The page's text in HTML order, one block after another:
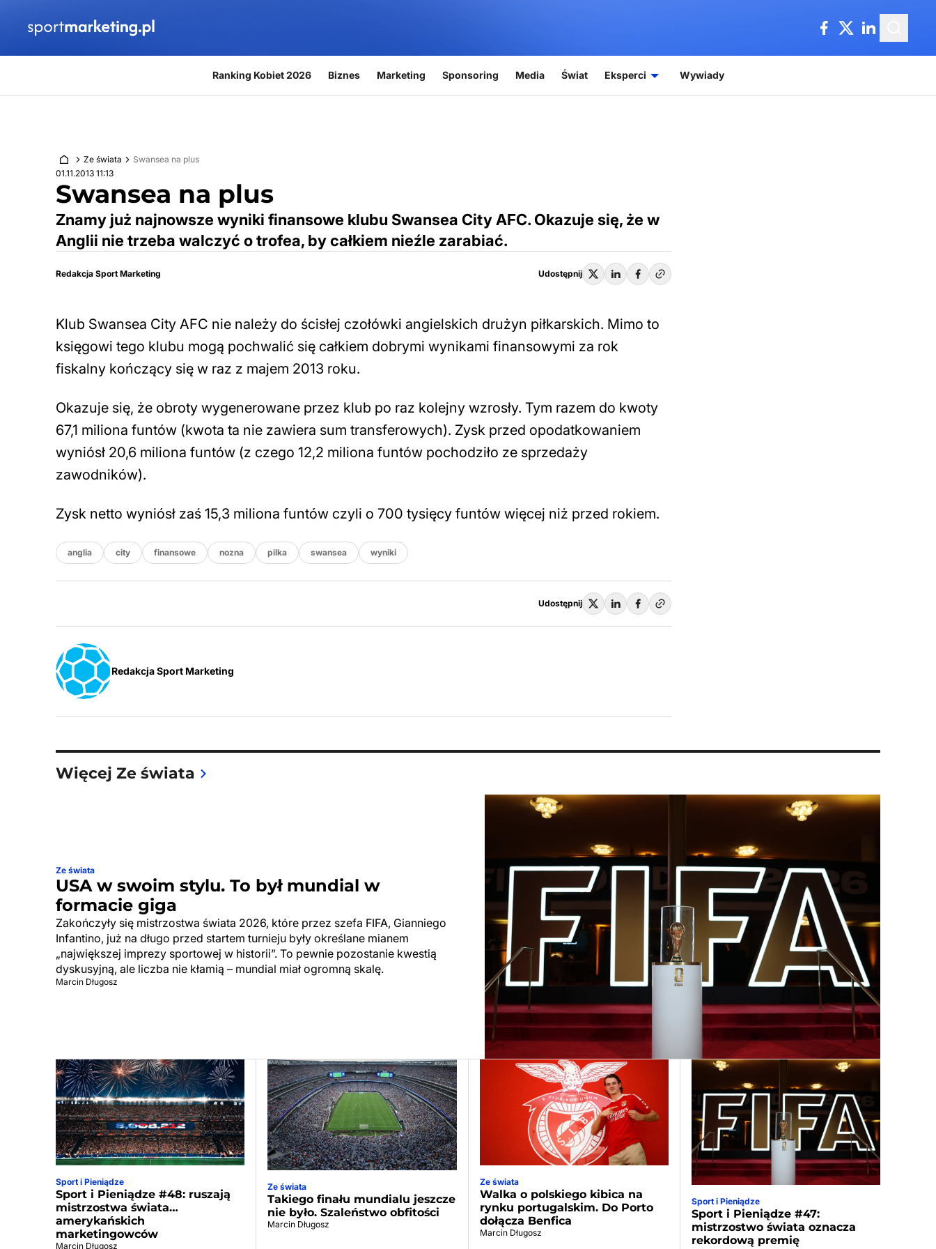
Ranking Kobiet 2026 Biznes Marketing Sponsoring Media Świat Eksperci Wywiady
Ze świata
Swansea na plus
01.11.2013 11:13
Swansea na plus
Znamy już najnowsze wyniki finansowe klubu Swansea City AFC. Okazuje się, że w
Anglii nie trzeba walczyć o trofea, by całkiem nieźle zarabiać.
Redakcja Sport Marketing Udostępnij
Klub Swansea City AFC nie należy do ścisłej czołówki angielskich drużyn piłkarskich. Mimo to
księgowi tego klubu mogą pochwalić się całkiem dobrymi wynikami finansowymi za rok
fiskalny kończący się w raz z majem 2013 roku.
Okazuje się, że obroty wygenerowane przez klub po raz kolejny wzrosły. Tym razem do kwoty
67,1 miliona funtów (kwota ta nie zawiera sum transferowych). Zysk przed opodatkowaniem
wyniósł 20,6 miliona funtów (z czego 12,2 miliona funtów pochodziło ze sprzedaży
zawodników).
Zysk netto wyniósł zaś 15,3 miliona funtów czyli o 700 tysięcy funtów więcej niż przed rokiem.
anglia city finansowe nozna pilka swansea wyniki
Udostępnij
Redakcja Sport Marketing
Więcej Ze świata
Ze świata
USA w swoim stylu. To był mundial w
formacie giga
Zakończyły się mistrzostwa świata 2026, które przez szefa FIFA, Gianniego
Infantino, już na długo przed startem turnieju były określane mianem
„największej imprezy sportowej w historii”. To pewnie pozostanie kwestią
dyskusyjną, ale liczba nie kłamią – mundial miał ogromną skalę.
Marcin Długosz
Sport i Pieniądze
Sport i Pieniądze #48: ruszają
mistrzostwa świata…
amerykańskich
marketingowców
Marcin Długosz
Ze świata
Takiego finału mundialu jeszcze
nie było. Szaleństwo obfitości
Marcin Długosz
Ze świata
Walka o polskiego kibica na
rynku portugalskim. Do Porto
dołącza Benfica
Marcin Długosz
Sport i Pieniądze
Sport i Pieniądze #47:
mistrzostwo świata oznacza
rekordową premię